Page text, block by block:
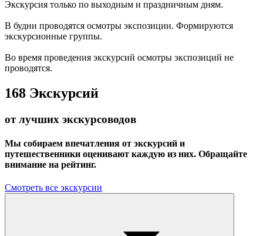
Экскурсия только по выходным и праздничным дням.
В будни проводятся осмотры экспозиции. Формируются
экскурсионные группы.
Во время проведения экскурсий осмотры экспозиций не
проводятся.
168 Экскурсий
от лучших экскурсоводов
Мы собираем впечатления от экскурсий и
путешественники оценивают каждую из них. Обращайте
внимание на рейтинг.
Смотреть все экскурсии